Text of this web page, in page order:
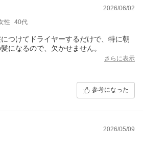
2026/06/02
性 40代
つけてドライヤーするだけで、特に朝
になるので、欠かせません。
さらに表示
参考になった
2026/05/09